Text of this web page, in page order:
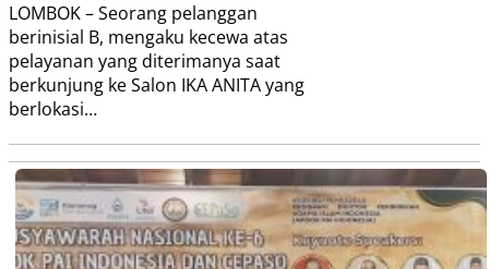
LOMBOK – Seorang pelanggan
berinisial B, mengaku kecewa atas
pelayanan yang diterimanya saat
berkunjung ke Salon IKA ANITA yang
berlokasi…